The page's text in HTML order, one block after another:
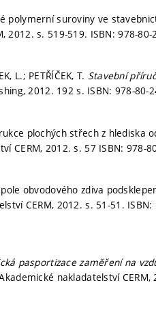
polymerní suroviny ve
2012.s. 519-519. ISBN: 978-80-
L.; PETŘÍČEK, T. Stavební
2012. 192 s. ISBN: 978-80-
plochých střech z hlediska
CERM, 2012.s. 57 ISBN: 978-
pole obvodového zdiva
CERM, 2012.s. 51-51.
pasportizace zaměření na
nakladatelství